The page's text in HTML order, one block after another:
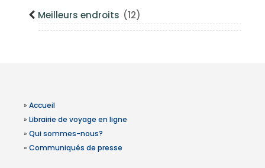
Meilleurs endroits (12)
» Accueil
» Librairie de voyage en ligne
» Qui sommes-nous?
» Communiqués de presse